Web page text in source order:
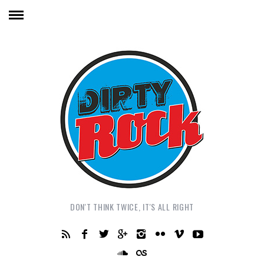
DON'T THINK TWICE, IT'S ALL RIGHT